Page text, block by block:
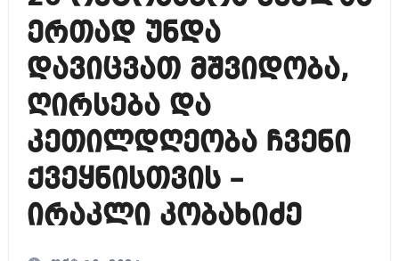
ერთად უნდა
დავიცვათ მშვიდობა,
ღირსება და
კეთილდღეობა ჩვენი
ქვეყნისთვის –
ირაკლი კობახიძე